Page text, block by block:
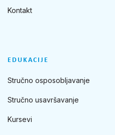
Kontakt
EDUKACIJE
Stručno osposobljavanje
Stručno usavršavanje
Kursevi